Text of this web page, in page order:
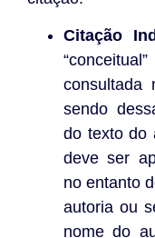
Citação
consultada
sendo
do texto do
deve ser
no entanto
autoria ou
nome do